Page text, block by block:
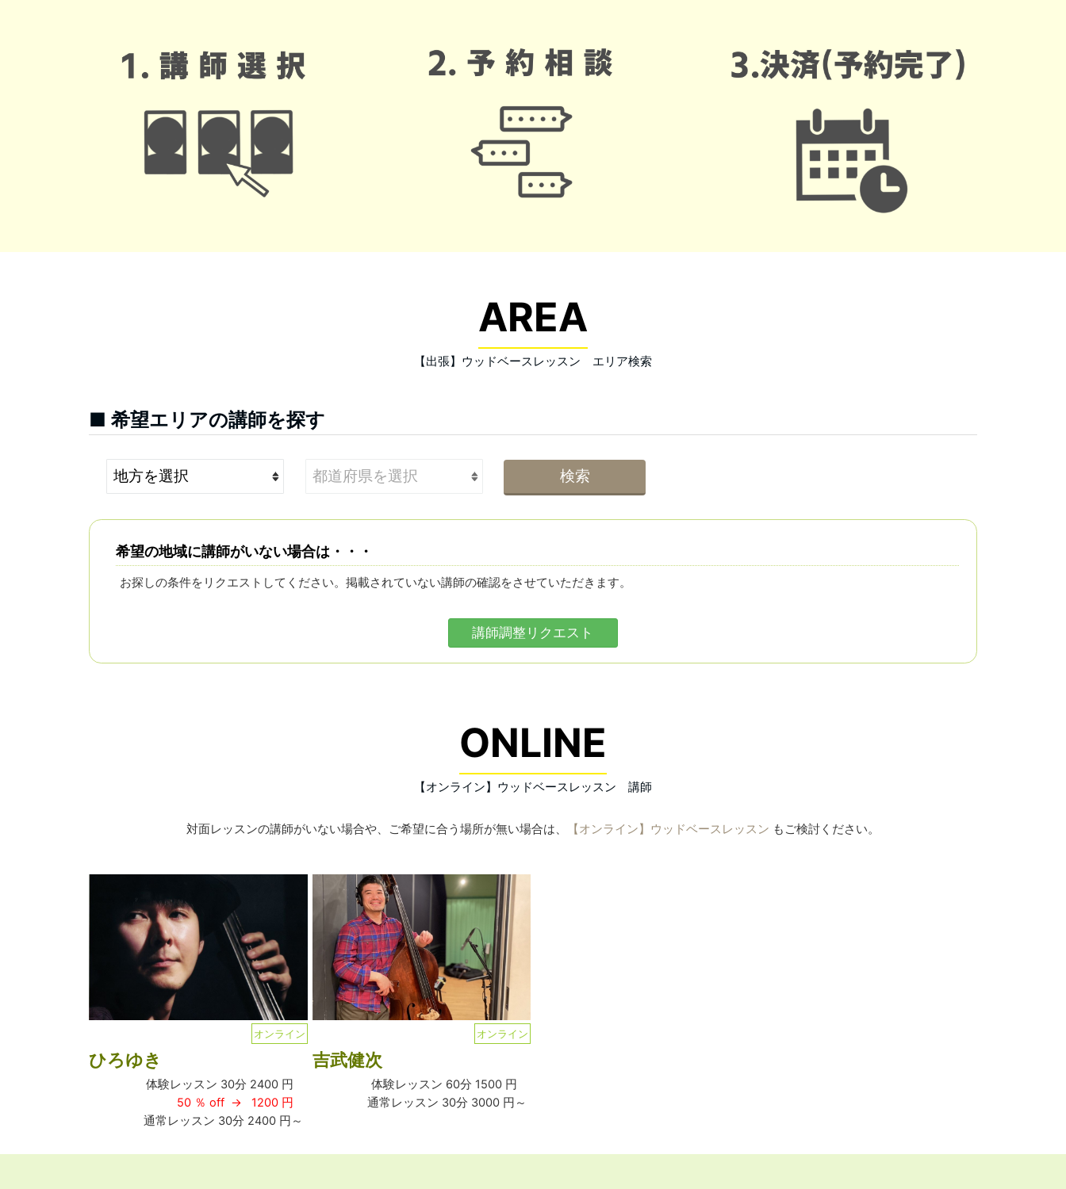
【出張】ウッドベースレッスン エリア検索
AREA
■ 希望エリアの講師を探す
希望の地域に講師がいない場合は・・・
お探しの条件をリクエストしてください。掲載されていない講師の確認をさせていただきます。
講師調整リクエスト
【オンライン】ウッドベースレッスン 講師
ONLINE
対面レッスンの講師がいない場合や、ご希望に合う場所が無い場合は、 【オンライン】ウッドベースレッスン もご検討ください。
オンライン
ひろゆき
体験レッスン 30分 2400 円
50 ％ off → 1200 円
通常レッスン 30分 2400 円～
オンライン
吉武健次
体験レッスン 60分 1500 円
通常レッスン 30分 3000 円～